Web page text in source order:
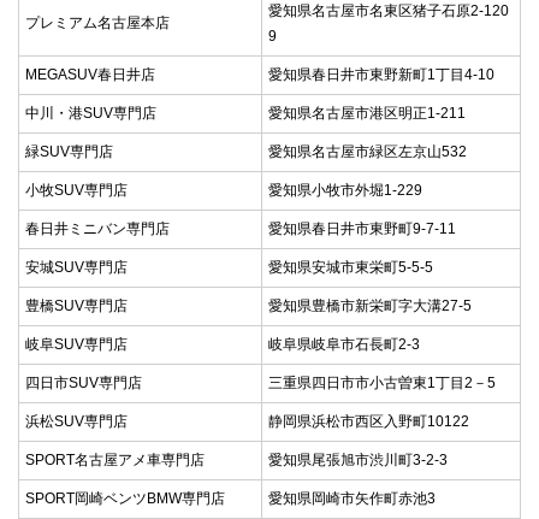
プレミアム名古屋本店
愛知県名古屋市名東区猪子石原2-120
9
MEGASUV春日井店 愛知県春日井市東野新町1丁目4-10
中川・港SUV専門店 愛知県名古屋市港区明正1-211
緑SUV専門店 愛知県名古屋市緑区左京山532
小牧SUV専門店 愛知県小牧市外堀1-229
春日井ミニバン専門店 愛知県春日井市東野町9-7-11
安城SUV専門店 愛知県安城市東栄町5-5-5
豊橋SUV専門店 愛知県豊橋市新栄町字大溝27-5
岐阜SUV専門店 岐阜県岐阜市石長町2-3
四日市SUV専門店 三重県四日市市小古曽東1丁目2－5
浜松SUV専門店 静岡県浜松市西区入野町10122
SPORT名古屋アメ車専門店 愛知県尾張旭市渋川町3-2-3
SPORT岡崎ベンツBMW専門店 愛知県岡崎市矢作町赤池3